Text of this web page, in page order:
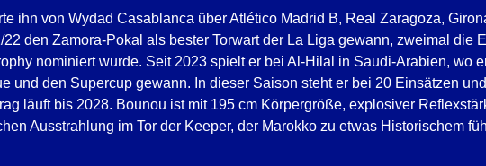
ihn von Wydad Casablanca über Atlético Madrid B, Real Zaragoza,
den Zamora-Pokal als bester Torwart der La Liga gewann, zweimal die
nominiert wurde. Seit 2023 spielt er bei Al-Hilal in Saudi-Arabien, wo
und den Supercup gewann. In dieser Saison steht er bei 20 Einsätzen
läuft bis 2028. Bounou ist mit 195 cm Körpergröße, explosiver
Ausstrahlung im Tor der Keeper, der Marokko zu etwas Historischem